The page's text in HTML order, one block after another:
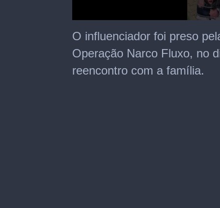
seconds
of
seconds
O influenciador foi preso
Operação Narco Fluxo, no
reencontro com a família.